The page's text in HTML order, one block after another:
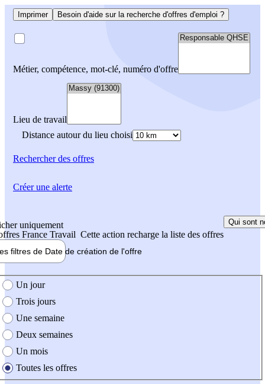
Imprimer Besoin d'aide sur la recherche d'offres d'emploi ?
Métier, compétence, mot-clé, numéro d'offre
Lieu de travail
Distance autour du lieu choisi
Rechercherdes offres
uniquement
France Travail Cette action recharge la liste des offres
Qui sont
filtres de Date de création de l'offre
création de l'offre
Un jour
Trois jours
Une semaine
Deux semaines
Un mois
Toutes les offres
Créer une alerte